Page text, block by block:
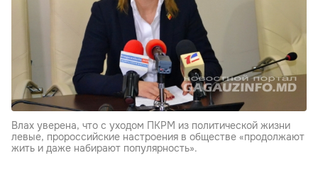
Влах уверена, что с уходом ПКРМ из политической жизни
левые, пророссийские настроения в обществе «продолжают
жить и даже набирают популярность».